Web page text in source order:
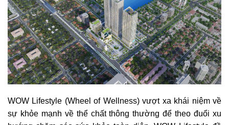
WOW Lifestyle (Wheel of Wellness) vượt xa khái niệm về
sự khỏe mạnh về thể chất thông thường để theo đuổi xu